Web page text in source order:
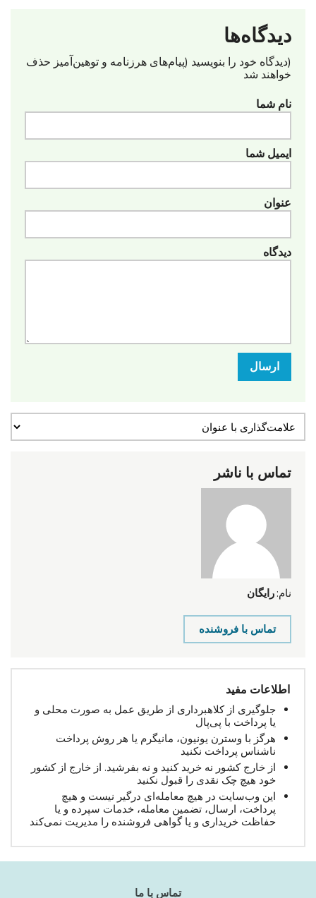
دیدگاه‌ها
(دیدگاه خود را بنویسید (پیام‌های هرزنامه‌ و توهین‌آمیز حذف
خواهند شد
نام شما
ایمیل شما
عنوان
دیدگاه
ارسال
تماس با ناشر
نام: رایگان
تماس با فروشنده
اطلاعات مفید
جلوگیری از کلاهبرداری از طریق عمل به صورت محلی و
یا پرداخت با پی‌پال
هرگز با وسترن یونیون، مانیگرم یا هر روش پرداخت
ناشناس پرداخت نکنید
از خارج کشور نه خرید کنید و نه بفرشید. از خارج از کشور
خود هیچ چک نقدی را قبول نکنید
این وب‌سایت در هیچ معامله‌ای درگیر نیست و هیچ
پرداخت، ارسال، تضمین معامله، خدمات سپرده و یا
حفاظت خریداری و یا گواهی فروشنده را مدیریت نمی‌کند
تماس با ما